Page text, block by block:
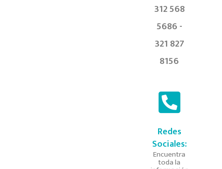
312 568
5686 -
321 827
8156
Redes
Sociales:
Encuentra
toda la